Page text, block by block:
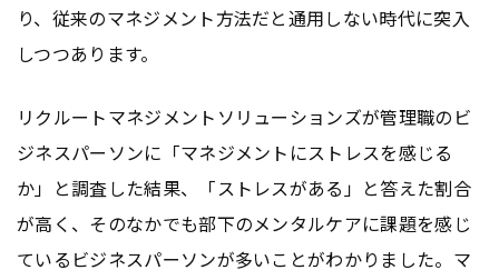
り、従来のマネジメント方法だと通用しない時代に突入
しつつあります。
リクルートマネジメントソリューションズが管理職のビ
ジネスパーソンに「マネジメントにストレスを感じる
か」と調査した結果、「ストレスがある」と答えた割合
が高く、そのなかでも部下のメンタルケアに課題を感じ
ているビジネスパーソンが多いことがわかりました。マ